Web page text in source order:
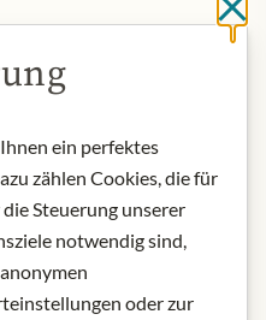
košíku
ein perfektes
zählen Cookies, die für
Steuerung unserer
notwendig sind,
oder zur